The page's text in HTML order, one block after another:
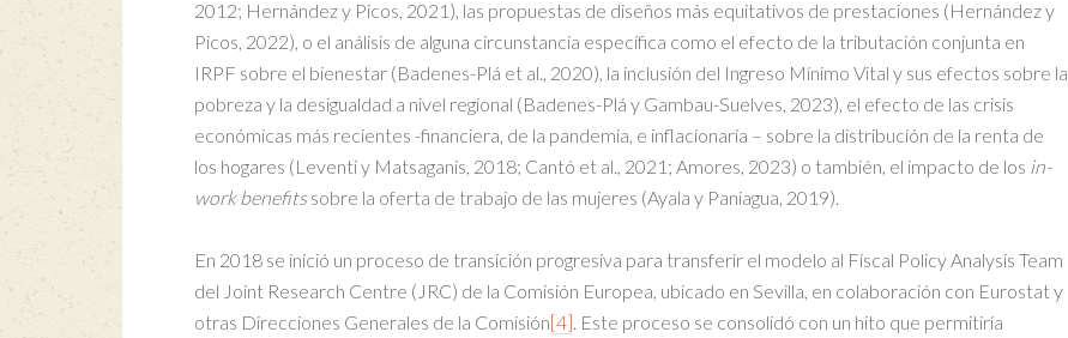
2012; Hernández y Picos, 2021), las propuestas de diseños más equitativos de prestaciones (Hernández y
Picos, 2022), o el análisis de alguna circunstancia específica como el efecto de la tributación conjunta en
IRPF sobre el bienestar (Badenes-Plá et al., 2020), la inclusión del Ingreso Mínimo Vital y sus efectos sobre la
pobreza y la desigualdad a nivel regional (Badenes-Plá y Gambau-Suelves, 2023), el efecto de las crisis
económicas más recientes -financiera, de la pandemia, e inflacionaria – sobre la distribución de la renta de
los hogares (Leventi y Matsaganis, 2018; Cantó et al., 2021; Amores, 2023) o también, el impacto de los in-
work benefitssobre la oferta de trabajo de las mujeres (Ayala y Paniagua, 2019).
En 2018 se inició un proceso de transición progresiva para transferir el modelo al Fiscal Policy Analysis Team
del Joint Research Centre (JRC) de la Comisión Europea, ubicado en Sevilla, en colaboración con Eurostat y
otras Direcciones Generales de la Comisión[4]. Este proceso se consolidó con un hito que permitiría